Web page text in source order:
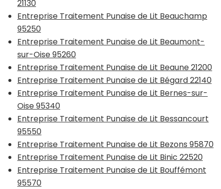
21130
Entreprise Traitement Punaise de Lit Beauchamp
95250
Entreprise Traitement Punaise de Lit Beaumont-
sur-Oise 95260
Entreprise Traitement Punaise de Lit Beaune 21200
Entreprise Traitement Punaise de Lit Bégard 22140
Entreprise Traitement Punaise de Lit Bernes-sur-
Oise 95340
Entreprise Traitement Punaise de Lit Bessancourt
95550
Entreprise Traitement Punaise de Lit Bezons 95870
Entreprise Traitement Punaise de Lit Binic 22520
Entreprise Traitement Punaise de Lit Bouffémont
95570